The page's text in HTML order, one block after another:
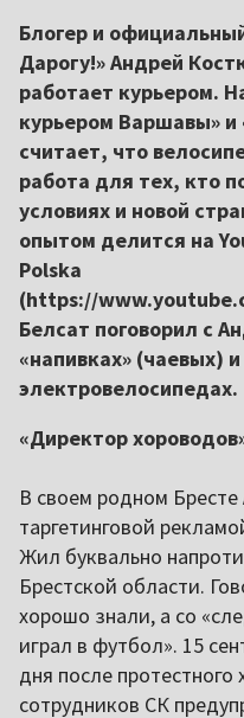
Блогер и
Дарогу!» Андрей
работает курьером.
курьером Варшавы» и
считает, что
работа для тех, кто
условиях и новой
опытом делится на
Polska
(https://
Белсат поговорил с
«напивках» (чаевых)
электровелосипедах.
«Директор
В своем родном Бресте
таргетинговой
Жил буквально
Брестской области.
хорошо знали, а со
играл в футбол». 15
дня после
сотрудников СК